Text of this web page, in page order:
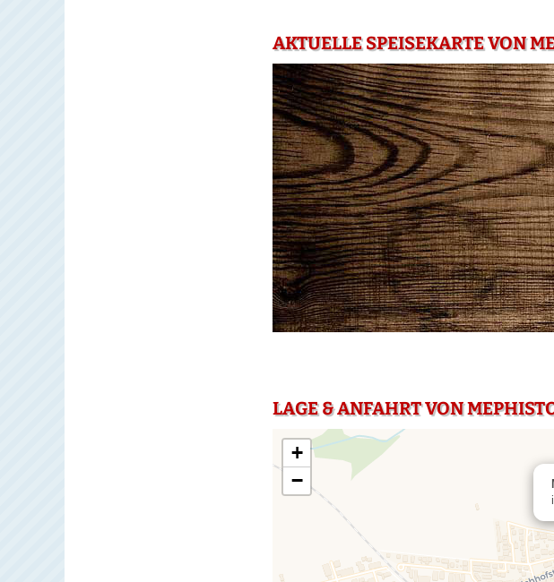
AKTUELLE SPEISEKARTE VON
LAGE & ANFAHRT VON
+
−